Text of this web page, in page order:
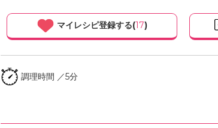
マイレシピ登録する(17)
調理時間 ／5分